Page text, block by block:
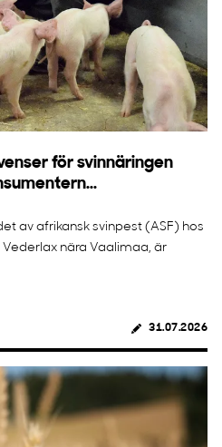
för svinnäringen
av afrikansk svinpest (ASF) hos
Vederlax nära Vaalimaa, är
31.07.2026